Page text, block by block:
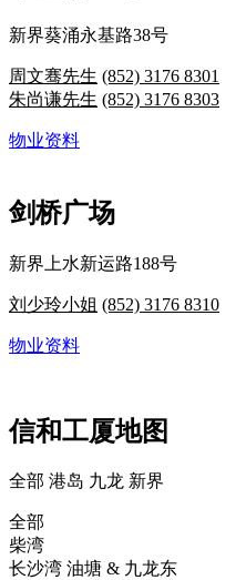
新界葵涌永基路38号
周文骞先生 (852) 3176 8301
朱尚谦先生 (852) 3176 8303
物业资料
剑桥广场
新界上水新运路188号
刘少玲小姐 (852) 3176 8310
物业资料
信和工厦地图
全部 港岛 九龙 新界
全部
柴湾
长沙湾 油塘 & 九龙东